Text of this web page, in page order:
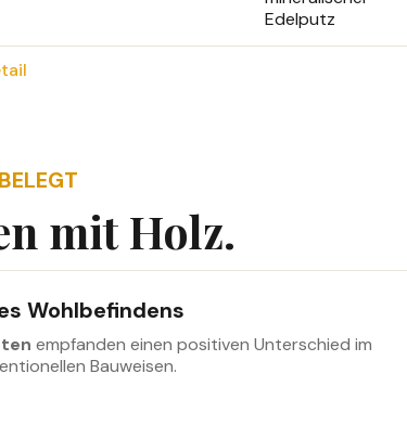
Edelputz
mit Holz.
Wohlbefindens
empfanden einen positiven Unterschied im
Bauweisen.